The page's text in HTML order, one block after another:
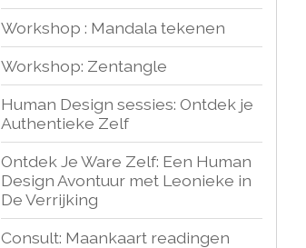
Workshop : Mandala tekenen
Workshop: Zentangle
Human Design sessies: Ontdek je
Authentieke Zelf
Ontdek Je Ware Zelf: Een Human
Design Avontuur met Leonieke in
De Verrijking
Consult: Maankaart readingen